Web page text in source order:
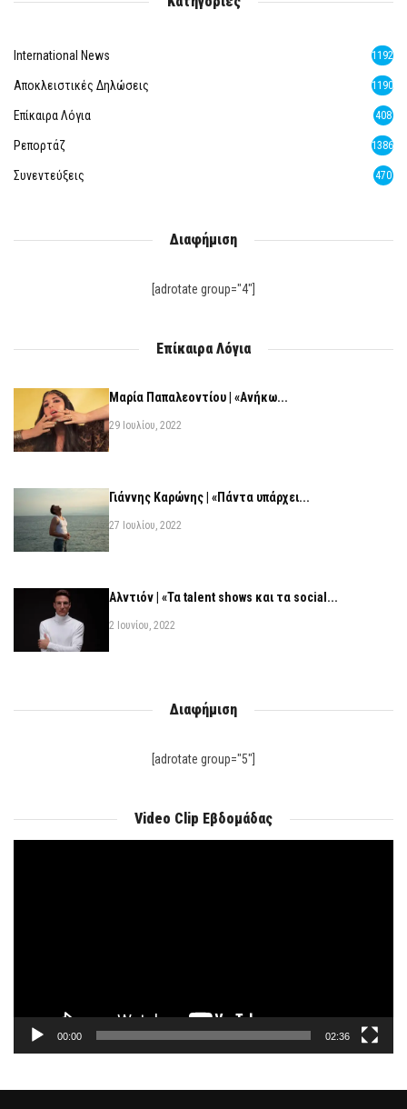
International News 1192
Αποκλειστικές Δηλώσεις 1190
Επίκαιρα Λόγια 408
Ρεπορτάζ 1386
Συνεντεύξεις 470
Διαφήμιση
[adrotate group="4"]
Επίκαιρα Λόγια
Μαρία Παπαλεοντίου | «Ανήκω...
29 Ιουλίου, 2022
Γιάννης Καρώνης | «Πάντα υπάρχει...
27 Ιουλίου, 2022
Αλντιόν | «Τα talent shows και τα social...
2 Ιουνίου, 2022
Διαφήμιση
[adrotate group="5"]
Video Clip Εβδομάδας
00:00 02:36